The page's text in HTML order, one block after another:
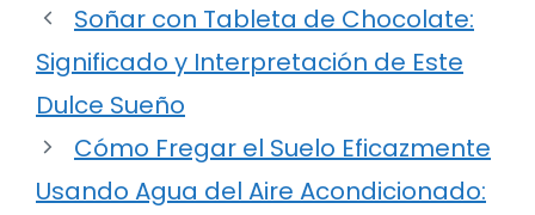
Soñar con Tableta de Chocolate:
Significado y Interpretación de Este
Dulce Sueño
Cómo Fregar el Suelo Eficazmente
Usando Agua del Aire Acondicionado: